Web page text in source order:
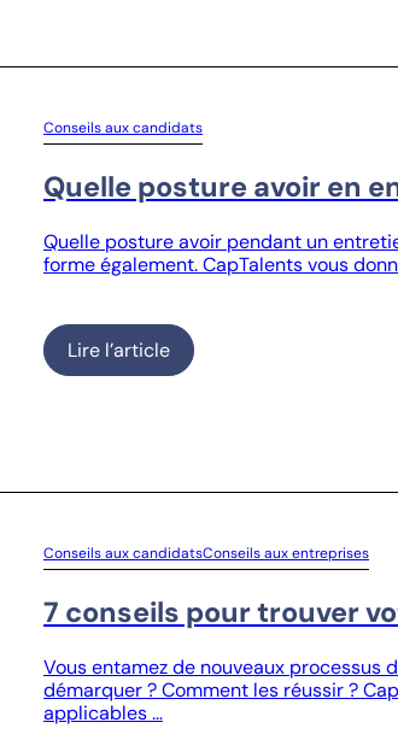
Conseils aux candidats
Quelle posture avoir en
Quelle posture avoir pendant un
forme également. CapTalents vous
Lire l’article
Conseils aux candidatsConseils aux entreprises
7 conseils pour trouver
Vous entamez de nouveaux processus
démarquer ? Comment les réussir ?
applicables …